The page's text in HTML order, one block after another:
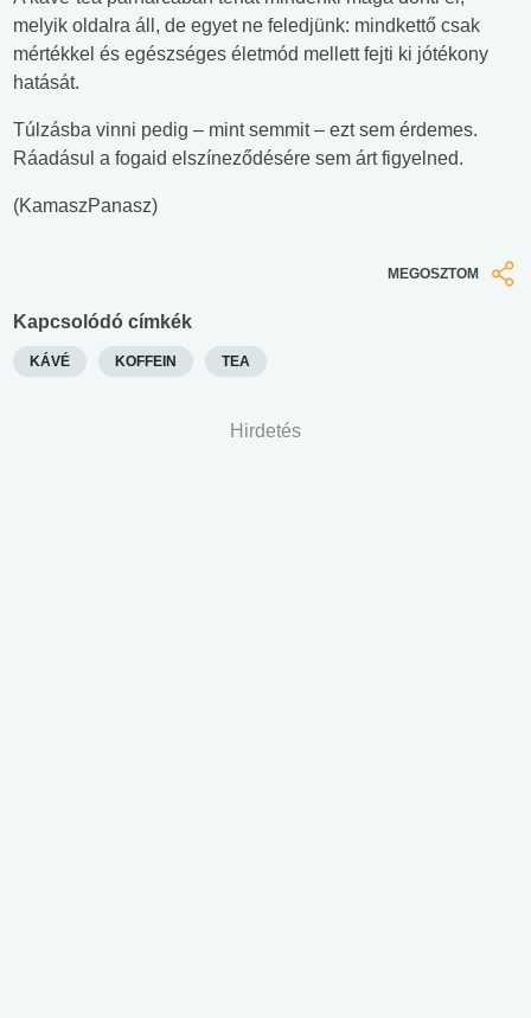
melyik oldalra áll, de egyet ne feledjünk: mindkettő csak
mértékkel és egészséges életmód mellett fejti ki jótékony
hatását.
Túlzásba vinni pedig – mint semmit – ezt sem érdemes.
Ráadásul a fogaid elszíneződésére sem árt figyelned.
(KamaszPanasz)
MEGOSZTOM
Kapcsolódó címkék
KÁVÉ KOFFEIN TEA
Hirdetés